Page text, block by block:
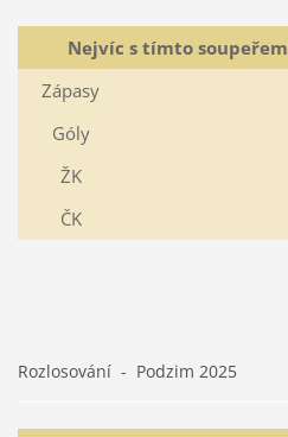
Nejvíc s tímto soupeřem
Zápasy
Góly
ŽK
ČK
Rozlosování - Podzim 2025